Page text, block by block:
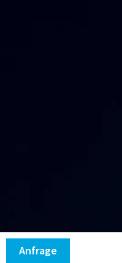
Anfrage